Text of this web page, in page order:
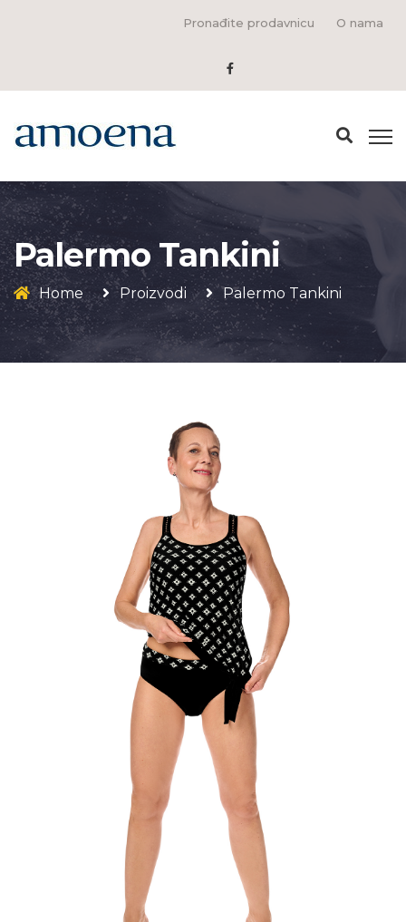
Pronađite prodavnicu O nama
Palermo Tankini
Home Proizvodi Palermo Tankini